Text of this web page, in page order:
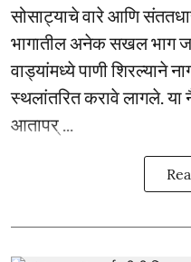
सोसाट्याचे वारे आणि
भागातील अनेक सखल भाग
वाड्यांमध्ये पाणी शिरल्याने
स्थलांतरित करावे लागले. या
आतापर् ...